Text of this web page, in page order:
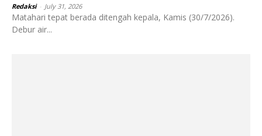
Redaksi July 31, 2026
Matahari tepat berada ditengah kepala, Kamis (30/7/2026).
Debur air...